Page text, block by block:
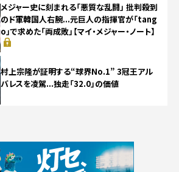
メジャー史に刻まれる「悪質な乱闘」 批判殺到
のド軍韓国人右腕...元巨人の指揮官が「tang
o」で求めた「両成敗」【マイ・メジャー・ノート】
村上宗隆が証明する“球界No.1” 3冠王アル
バレスを凌駕...独走「32.0」の価値